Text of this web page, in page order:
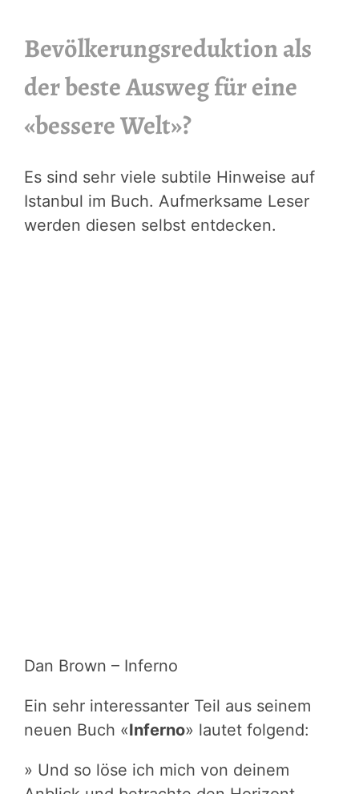
Bevölkerungsreduktion als
der beste Ausweg für eine
«bessere Welt»?
Es sind sehr viele subtile Hinweise auf
Istanbul im Buch. Aufmerksame Leser
werden diesen selbst entdecken.
Dan Brown – Inferno
Ein sehr interessanter Teil aus seinem
neuen Buch «Inferno» lautet folgend:
» Und so löse ich mich von deinem